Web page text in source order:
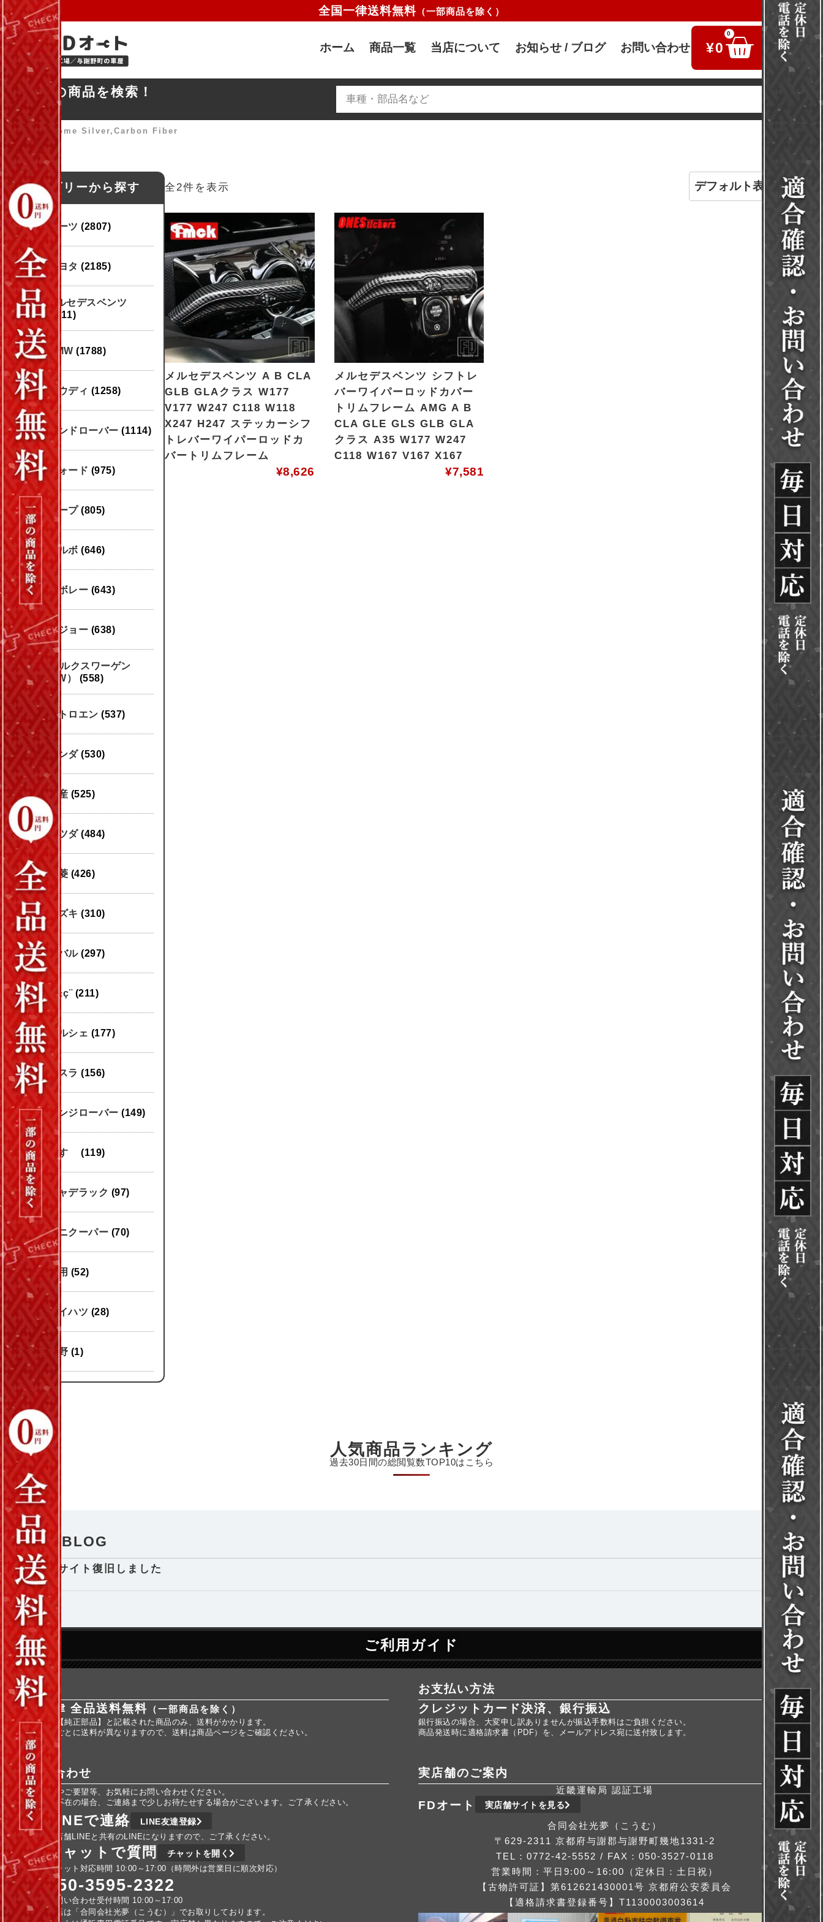
全国一律送料無料 （一部商品を除く）
ホーム 商品一覧 当店について お知らせ / ブログ お問い合わせ ¥0
0
お探しの商品を検索！
ホーム » Chrome Silver,Carbon Fiber
カテゴリーから探す
パーツ (2807)
トヨタ (2185)
メルセデスベンツ
(1911)
BMW (1788)
アウディ (1258)
ランドローバー (1114)
フォード (975)
ジープ (805)
ボルボ (646)
シボレー (643)
プジョー (638)
フォルクスワーゲン
（VW） (558)
シトロエン (537)
ホンダ (530)
日産 (525)
マツダ (484)
三菱 (426)
スズキ (310)
スバル (297)
æ±ç¨ (211)
ポルシェ (177)
テスラ (156)
レンジローバー (149)
いすゞ (119)
キャデラック (97)
ミニクーパー (70)
汎用 (52)
ダイハツ (28)
日野 (1)
全2件を表示
メルセデスベンツ A B CLA
GLB GLAクラス W177
V177 W247 C118 W118
X247 H247 ステッカーシフ
トレバーワイパーロッドカ
バートリムフレーム
¥8,626
メルセデスベンツ シフトレ
バーワイパーロッドカバー
トリムフレーム AMG A B
CLA GLE GLS GLB GLA
クラス A35 W177 W247
C118 W167 V167 X167
¥7,581
人気商品ランキング
過去30日間の総閲覧数TOP10はこちら
NEWS / BLOG
2025-08-29 サイト復旧しました
一覧を見る
ご利用ガイド
送料
全国一律 全品送料無料 （一部商品を除く）
※商品名に【純正部品】と記載された商品のみ、送料がかかります。
※純正部品ごとに送料が異なりますので、送料は商品ページをご確認ください。
お支払い方法
クレジットカード決済、銀行振込
銀行振込の場合、大変申し訳ありませんが振込手数料はご負担ください。
商品発送時に適格請求書（PDF）を、メールアドレス宛に送付致します。
お問い合わせ
ご不明な点やご要望等、お気軽にお問い合わせください。
車検などで不在の場合、ご連絡まで少しお待たせする場合がございます。ご了承ください。
LINEで連絡 LINE友達登録
実店舗LINEと共有のLINEになりますので、ご了承ください。
チャットで質問 チャットを開く
チャット対応時間 10:00～17:00（時間外は営業日に順次対応）
050-3595-2322
お問い合わせ受付時間 10:00～17:00
電話は「合同会社光夢（こうむ）」でお取りしております。
実店舗のご案内
近畿運輸局 認証工場
FDオート 実店舗サイトを見る
合同会社光夢（こうむ）
〒629-2311 京都府与謝郡与謝野町幾地1331-2
TEL：0772-42-5552 / FAX：050-3527-0118
営業時間：平日9:00～16:00（定休日：土日祝）
【古物許可証】第612621430001号 京都府公安委員会
【適格請求書登録番号】T1130003003614